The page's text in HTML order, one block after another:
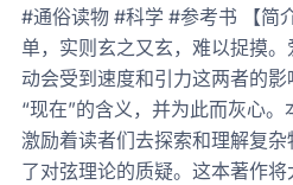
#通俗读物 #科学 #参考书 【简
单，实则玄之又玄，难以捉摸
动会受到速度和引力这两者的
“现在”的含义，并为此而灰心
激励着读者们去探索和理解复
了对弦理论的质疑。这本著作